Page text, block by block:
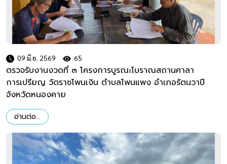
09 มิ.ย. 2569 65
ตรวจรับงานงวดที่ ๓ โครงการบูรณะโบราณสถานศาลา
การเปรียญ วัดราชโพนเงิน ตำบลโพนแพง อำเภอรัตนวาปี
จังหวัดหนองคาย
อ่านต่อ...